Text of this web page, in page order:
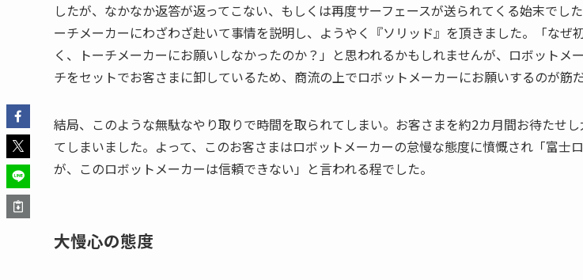
したが、なかなか返答が返ってこない、もしくは再度サーフェースが送られてくる始末でし
ーチメーカーにわざわざ赴いて事情を説明し、ようやく『ソリッド』を頂きました。「なぜ
く、トーチメーカーにお願いしなかったのか？」と思われるかもしれませんが、ロボットメ
チをセットでお客さまに卸しているため、商流の上でロボットメーカーにお願いするのが筋だ
結局、このような無駄なやり取りで時間を取られてしまい。お客さまを約2カ月間お待たせ
てしまいました。よって、このお客さまはロボットメーカーの怠慢な態度に憤慨され「富士
が、このロボットメーカーは信頼できない」と言われる程でした。
大慢心の態度